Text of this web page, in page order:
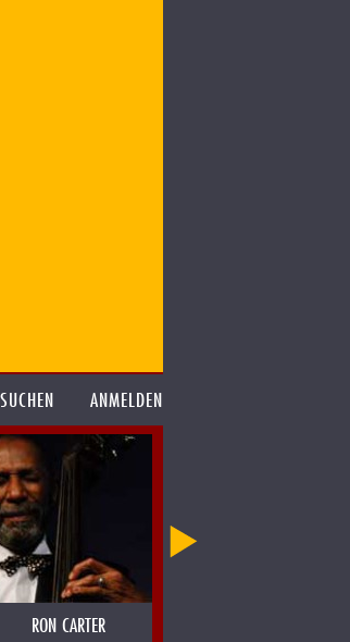
SUCHEN ANMELDEN
RON CARTER